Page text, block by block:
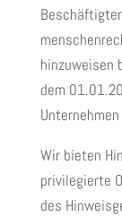
hinzuweisen
dem
Wir bieten
privilegierte
des